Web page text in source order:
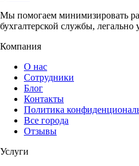
Мы помогаем минимизировать
бухгалтерской службы,
Компания
О нас
Сотрудники
Блог
Контакты
Политика
Все города
Отзывы
Услуги